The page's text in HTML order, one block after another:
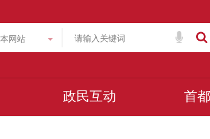
本网站
政民互动 首